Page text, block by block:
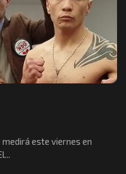
medirá este viernes en